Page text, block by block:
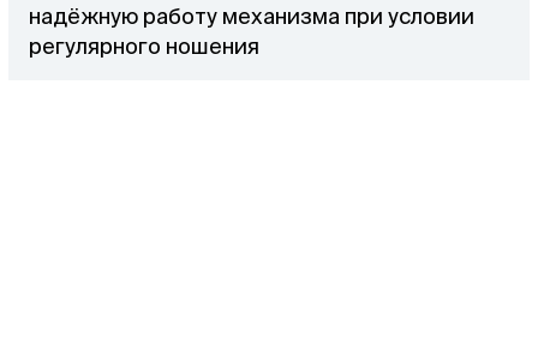
надёжную работу механизма при условии
регулярного ношения